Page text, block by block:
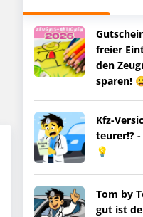
freier
den
sparen!
Kfz-
teurer!?
💡
Tom by
gut ist